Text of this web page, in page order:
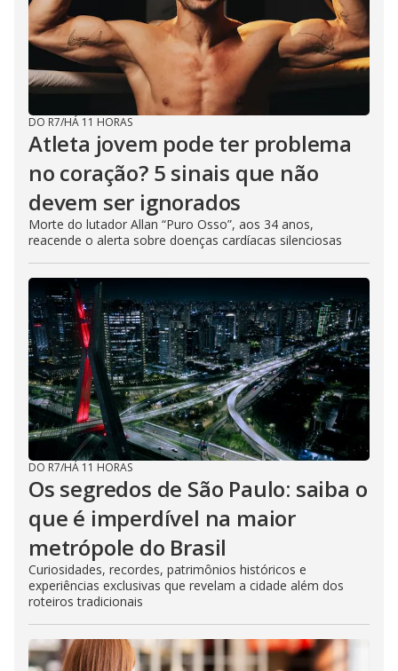
DO R7/HÁ 11 HORAS
Atleta jovem pode ter problema
no coração? 5 sinais que não
devem ser ignorados
Morte do lutador Allan “Puro Osso”, aos 34 anos,
reacende o alerta sobre doenças cardíacas silenciosas
DO R7/HÁ 11 HORAS
Os segredos de São Paulo: saiba o
que é imperdível na maior
metrópole do Brasil
Curiosidades, recordes, patrimônios históricos e
experiências exclusivas que revelam a cidade além dos
roteiros tradicionais